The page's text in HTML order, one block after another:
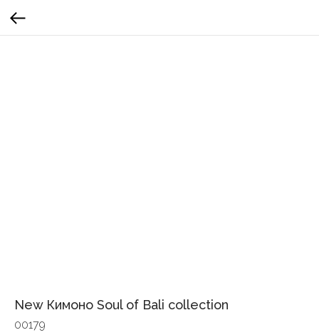
New Кимоно Soul of Bali collection
00179